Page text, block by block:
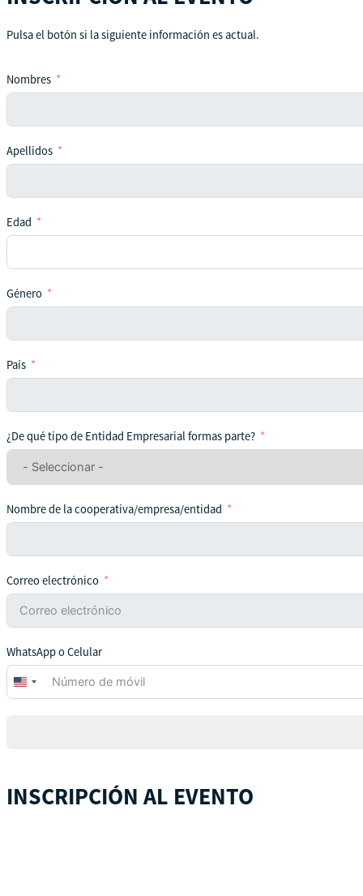
Pulsa el botón si la siguiente información es actual.
Nombres
Apellidos
Edad
Género
País
¿De qué tipo de Entidad Empresarial formas parte?
Nombre de la cooperativa/empresa/entidad
Correo electrónico
WhatsApp o Celular
United
States
INSCRIPCIÓN AL EVENTO